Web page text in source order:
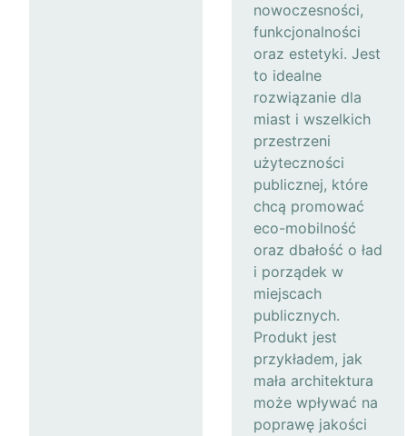
nowoczesności,
funkcjonalności
oraz estetyki. Jest
to idealne
rozwiązanie dla
miast i wszelkich
przestrzeni
użyteczności
publicznej, które
chcą promować
eco-mobilność
oraz dbałość o ład
i porządek w
miejscach
publicznych.
Produkt jest
przykładem, jak
mała architektura
może wpływać na
poprawę jakości